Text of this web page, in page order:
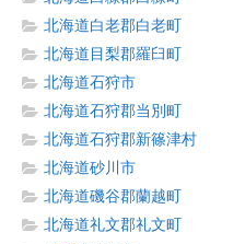
北海道白老郡白老町
北海道目梨郡羅臼町
北海道石狩市
北海道石狩郡当別町
北海道石狩郡新篠津村
北海道砂川市
北海道磯谷郡蘭越町
北海道礼文郡礼文町